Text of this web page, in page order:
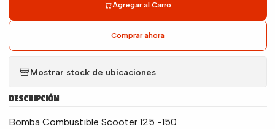
Agregar al Carro
Comprar ahora
Mostrar stock de ubicaciones
DESCRIPCIÓN
Bomba Combustible Scooter 125 -150